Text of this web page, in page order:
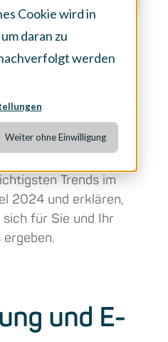
Cookie wird in
daran zu
werden
Weiter ohne Einwilligung
steht vor einer
Im Jahr 2024 wird die
technologische
auch durch sich
Trends im
2024 und erklären,
für Sie und Ihr
ergeben.
und E-